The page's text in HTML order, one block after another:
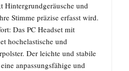
Hintergrundgeräusche und
Stimme präzise erfasst wird.
Das PC Headset mit
hochelastische und
Der leichte und stabile
anpassungsfähige und